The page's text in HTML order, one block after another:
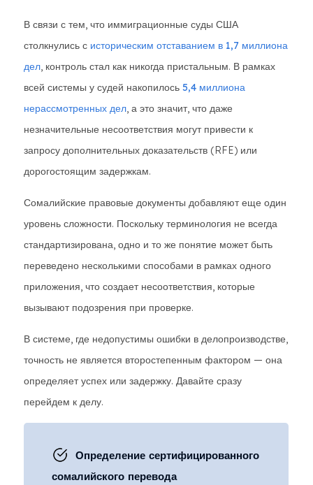
В связи с тем, что иммиграционные суды США
столкнулись с историческим отставанием в 1,7 миллиона
дел, контроль стал как никогда пристальным. В рамках
всей системы у судей накопилось 5,4 миллиона
нерассмотренных дел, а это значит, что даже
незначительные несоответствия могут привести к
запросу дополнительных доказательств (RFE) или
дорогостоящим задержкам.
Сомалийские правовые документы добавляют еще один
уровень сложности. Поскольку терминология не всегда
стандартизирована, одно и то же понятие может быть
переведено несколькими способами в рамках одного
приложения, что создает несоответствия, которые
вызывают подозрения при проверке.
В системе, где недопустимы ошибки в делопроизводстве,
точность не является второстепенным фактором — она
определяет успех или задержку. Давайте сразу
перейдем к делу.
Определение сертифицированного
сомалийского перевода